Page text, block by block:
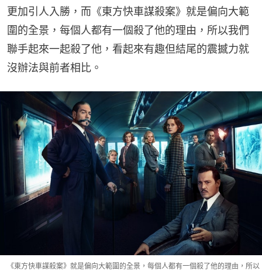
更加引人入勝，而《東方快車謀殺案》就是偏向大範
圍的全景，每個人都有一個殺了他的理由，所以我們
聯手起來一起殺了他，看起來有趣但結尾的震撼力就
沒辦法與前者相比。
《東方快車謀殺案》就是偏向大範圍的全景，每個人都有一個殺了他的理由，所以